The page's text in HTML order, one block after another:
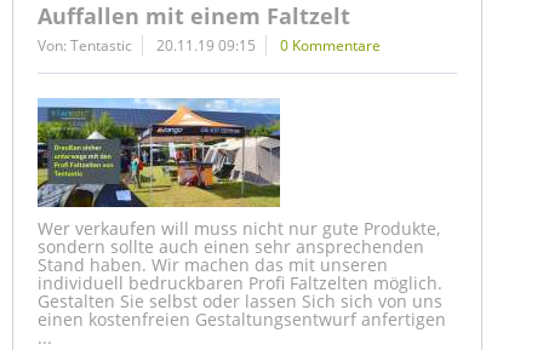
Auffallen mit einem Faltzelt
Von: Tentastic 20.11.19 09:15 0 Kommentare
Wer verkaufen will muss nicht nur gute Produkte,
sondern sollte auch einen sehr ansprechenden
Stand haben. Wir machen das mit unseren
individuell bedruckbaren Profi Faltzelten möglich.
Gestalten Sie selbst oder lassen Sich sich von uns
einen kostenfreien Gestaltungsentwurf anfertigen
...